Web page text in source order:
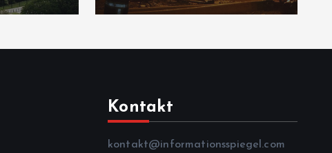
Kontakt
kontakt@informationsspiegel.com